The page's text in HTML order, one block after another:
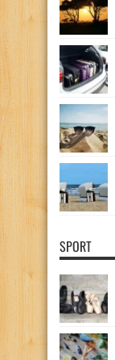
SPORT